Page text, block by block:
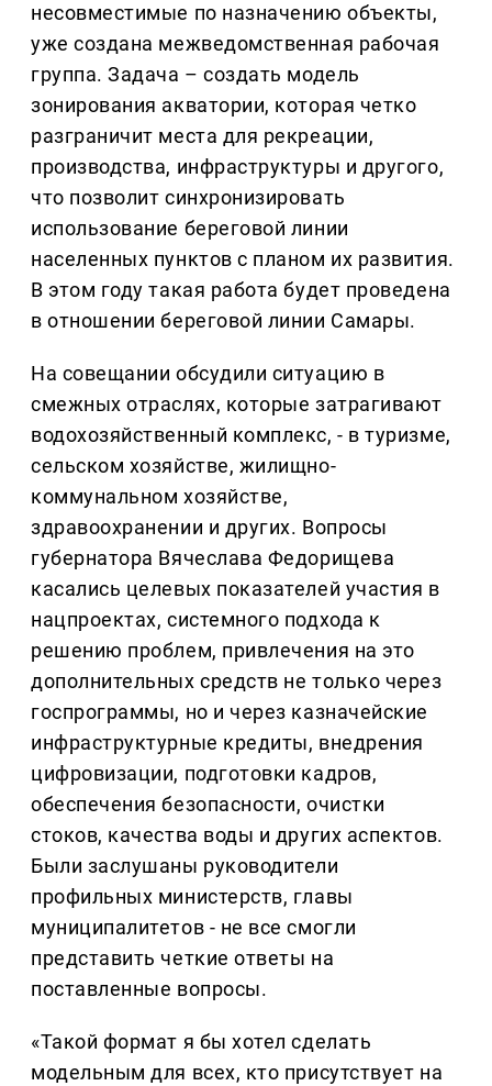
несовместимые по назначению объекты,
уже создана межведомственная рабочая
группа. Задача – создать модель
зонирования акватории, которая четко
разграничит места для рекреации,
производства, инфраструктуры и другого,
что позволит синхронизировать
использование береговой линии
населенных пунктов с планом их развития.
В этом году такая работа будет проведена
в отношении береговой линии Самары.
На совещании обсудили ситуацию в
смежных отраслях, которые затрагивают
водохозяйственный комплекс, - в туризме,
сельском хозяйстве, жилищно-
коммунальном хозяйстве,
здравоохранении и других. Вопросы
губернатора Вячеслава Федорищева
касались целевых показателей участия в
нацпроектах, системного подхода к
решению проблем, привлечения на это
дополнительных средств не только через
госпрограммы, но и через казначейские
инфраструктурные кредиты, внедрения
цифровизации, подготовки кадров,
обеспечения безопасности, очистки
стоков, качества воды и других аспектов.
Были заслушаны руководители
профильных министерств, главы
муниципалитетов - не все смогли
представить четкие ответы на
поставленные вопросы.
«Такой формат я бы хотел сделать
модельным для всех, кто присутствует на